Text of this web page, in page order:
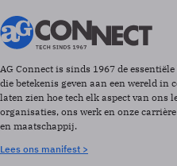
AG Connect is sinds 1967 de
die betekenis geven aan een wereld in
laten zien hoe tech elk aspect van ons
organisaties, ons werk en onze
en maatschappij.
Lees ons manifest >